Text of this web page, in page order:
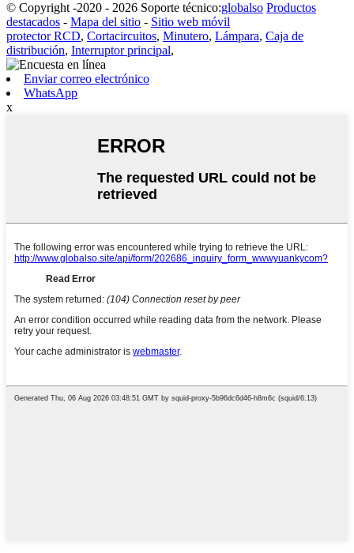
© Copyright -2020 - 2026 Soporte técnico:globalso Productos
destacados - Mapa del sitio - Sitio web móvil
protector RCD, Cortacircuitos, Minutero, Lámpara, Caja de
distribución, Interruptor principal,
Enviar correo electrónico
WhatsApp
x